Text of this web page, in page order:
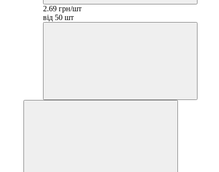
2.69 грн/шт
від 50 шт